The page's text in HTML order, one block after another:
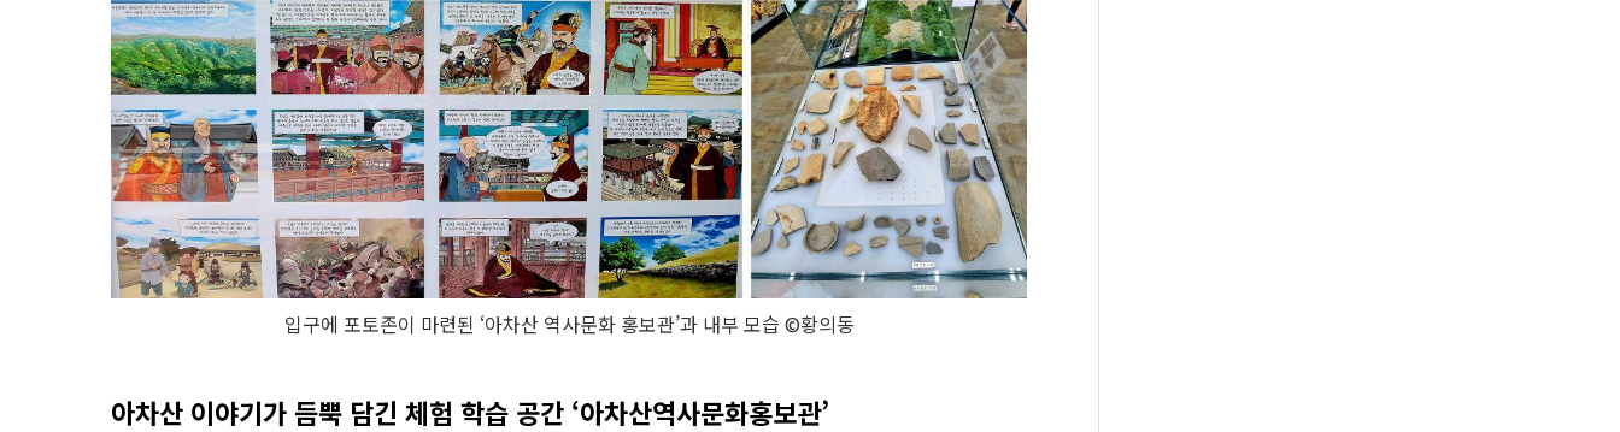
입구에 포토존이 마련된 ‘아차산 역사문화 홍보관’과 내부 모습 ©황의동
아차산 이야기가 듬뿍 담긴 체험 학습 공간 ‘아차산역사문화홍보관’